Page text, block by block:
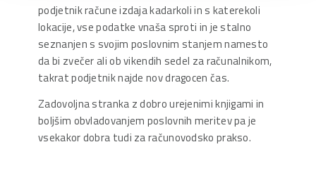
podjetnik račune izdaja kadarkoli in s katerekoli
lokacije, vse podatke vnaša sproti in je stalno
seznanjen s svojim poslovnim stanjem namesto
da bi zvečer ali ob vikendih sedel za računalnikom,
takrat podjetnik najde nov dragocen čas.
Zadovoljna stranka z dobro urejenimi knjigami in
boljšim obvladovanjem poslovnih meritev pa je
vsekakor dobra tudi za računovodsko prakso.